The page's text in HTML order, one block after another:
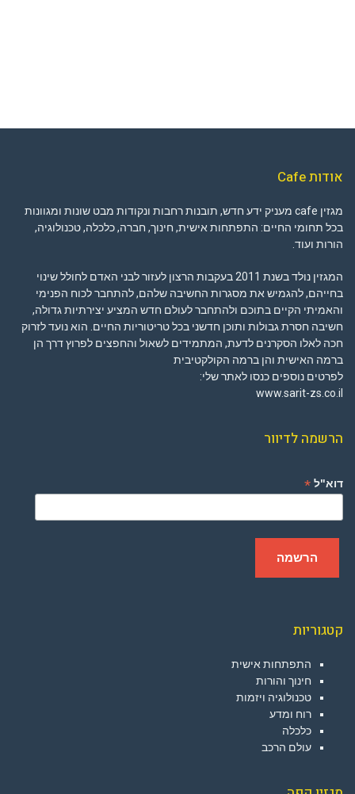
אודות Cafe
מגזין cafe מעניק ידע חדש, תובנות רחבות ונקודות מבט שונות ומגוונות
בכל תחומי החיים: התפתחות אישית, חינוך, חברה, כלכלה, טכנולוגיה,
הורות ועוד.
המגזין נולד בשנת 2011 בעקבות הרצון לעזור לבני האדם לחולל שינוי
בחייהם, להגמיש את מסגרות החשיבה שלהם, להתחבר לכוח הפנימי
והאמיתי הקיים בתוכם ולהתחבר לעולם חדש המציע יצירתיות גדולה,
חשיבה חסרת גבולות ותוכן חדשני בכל טריטוריות החיים. הוא נועד לזרוק
חכה לאלו הסקרנים לדעת, המתמידים לשאול והחפצים לפרוץ דרך הן
ברמה האישית והן ברמה הקולקטיבית
לפרטים נוספים כנסו לאתר שלי:
www.sarit-zs.co.il
הרשמה לדיוור
דוא"ל *
קטגוריות
התפתחות אישית
חינוך והורות
טכנולוגיה ויזמות
רוח ומדע
כלכלה
עולם הרכב